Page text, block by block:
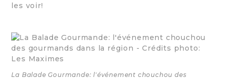
les voir!
La Balade Gourmande: l'événement chouchou des